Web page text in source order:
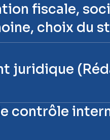
fiscale,
choix du
juridique
contrôle